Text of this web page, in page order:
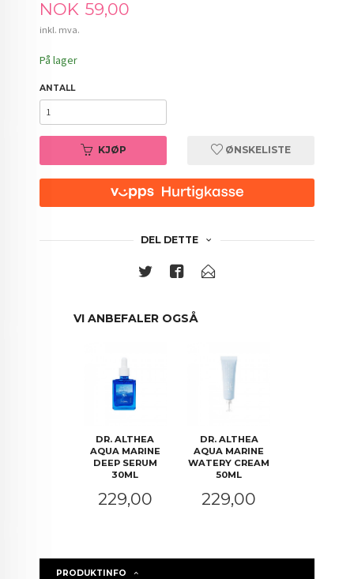
Pris
NOK 59,00
inkl. mva.
På lager
ANTALL
KJØP ØNSKELISTE
DEL DETTE
VI ANBEFALER OGSÅ
DR. ALTHEA
AQUA MARINE
DEEP SERUM
30ML
Pris
229,00
DR. ALTHEA
AQUA MARINE
WATERY CREAM
50ML
Pris
229,00
PRODUKTINFO